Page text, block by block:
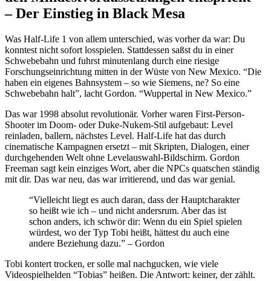
– Der Einstieg in Black Mesa
Was Half-Life 1 von allem unterschied, was vorher da war: Du
konntest nicht sofort losspielen. Stattdessen saßst du in einer
Schwebebahn und fuhrst minutenlang durch eine riesige
Forschungseinrichtung mitten in der Wüste von New Mexico. “Die
haben ein eigenes Bahnsystem – so wie Siemens, ne? So eine
Schwebebahn halt”, lacht Gordon. “Wuppertal in New Mexico.”
Das war 1998 absolut revolutionär. Vorher waren First-Person-
Shooter im Doom- oder Duke-Nukem-Stil aufgebaut: Level
reinladen, ballern, nächstes Level. Half-Life hat das durch
cinematische Kampagnen ersetzt – mit Skripten, Dialogen, einer
durchgehenden Welt ohne Levelauswahl-Bildschirm. Gordon
Freeman sagt kein einziges Wort, aber die NPCs quatschen ständig
mit dir. Das war neu, das war irritierend, und das war genial.
“Vielleicht liegt es auch daran, dass der Hauptcharakter
so heißt wie ich – und nicht andersrum. Aber das ist
schon anders, ich schwör dir: Wenn du ein Spiel spielen
würdest, wo der Typ Tobi heißt, hättest du auch eine
andere Beziehung dazu.” – Gordon
Tobi kontert trocken, er solle mal nachgucken, wie viele
Videospielhelden “Tobias” heißen. Die Antwort: keiner, der zählt.